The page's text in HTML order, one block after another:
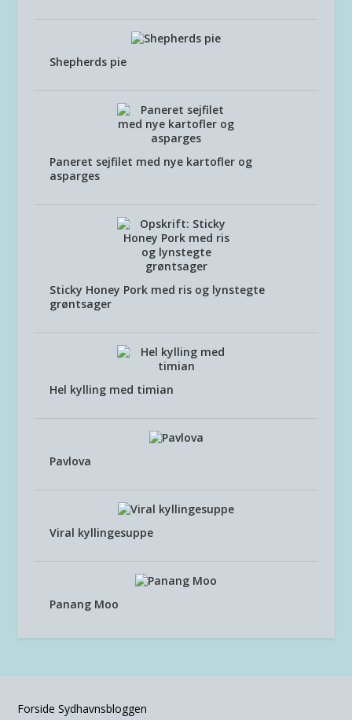
Shepherds pie
Paneret sejfilet med nye kartofler og
asparges
Sticky Honey Pork med ris og lynstegte
grøntsager
Hel kylling med timian
Pavlova
Viral kyllingesuppe
Panang Moo
Forside Sydhavnsbloggen